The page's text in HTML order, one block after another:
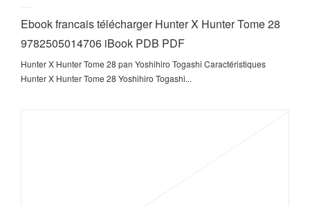
Ebook francais télécharger Hunter X Hunter Tome 28
9782505014706 iBook PDB PDF
Hunter X Hunter Tome 28 pan Yoshihiro Togashi Caractéristiques
Hunter X Hunter Tome 28 Yoshihiro Togashi...